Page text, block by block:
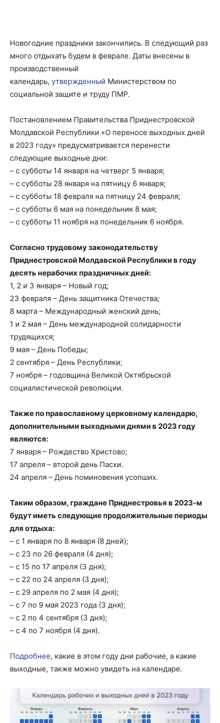
Новогодние праздники закончились. В следующий раз
много отдыхать будем в феврале. Даты внесены в
производственный
календарь, утвержденный Министерством по
социальной защите и труду ПМР.
Постановлением Правительства Приднестровской
Молдавской Республики «О переносе выходных дней
в 2023 году» предусматривается перенести
следующие выходные дни:
– с субботы 14 января на четверг 5 января;
– с субботы 28 января на пятницу 6 января;
– с субботы 18 февраля на пятницу 24 февраля;
– с субботы 6 мая на понедельник 8 мая;
– с субботы 11 ноября на понедельник 6 ноября.
Согласно трудовому законодательству
Приднестровской Молдавской Республики в году
десять нерабочих праздничных дней:
1, 2 и 3 января – Новый год;
23 февраля – День защитника Отечества;
8 марта – Международный женский день;
1 и 2 мая – День международной солидарности
трудящихся;
9 мая – День Победы;
2 сентября – День Республики;
7 ноября – годовщина Великой Октябрьской
социалистической революции.
Также по православному церковному календарю,
дополнительными выходными днями в 2023 году
являются:
7 января – Рождество Христово;
17 апреля – второй день Пасхи.
24 апреля – День поминовения усопших.
Таким образом, граждане Приднестровья в 2023-м
будут иметь следующие продолжительные периоды
для отдыха:
– с 1 января по 8 января (8 дней);
– с 23 по 26 февраля (4 дня);
– с 15 по 17 апреля (3 дня);
– с 22 по 24 апреля (3 дня);
– с 29 апреля по 2 мая (4 дня);
– с 7 по 9 мая 2023 года (3 дня);
– с 2 по 4 сентября (3 дня);
– с 4 по 7 ноября (4 дня).
Подробнее, какие в этом году дни рабочие, а какие
выходные, также можно увидеть на календаре.